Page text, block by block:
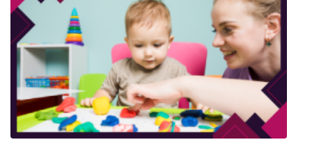
tarihinden itibaren yönetmeliğe girmiştir. Taşınmaz
ticareti yetki belgesi her 5 yılda bir yenilenmesi
gerekmektedir.